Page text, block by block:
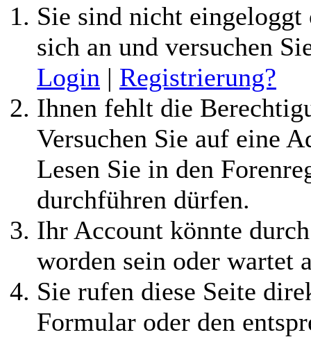
Sie sind nicht
sich an und versuchen
Login | Registrierung?
Ihnen fehlt die
Versuchen Sie auf eine
Lesen Sie in den
durchführen dürfen.
Ihr Account könnte
worden sein oder wartet
Sie rufen diese Seite
Formular oder den